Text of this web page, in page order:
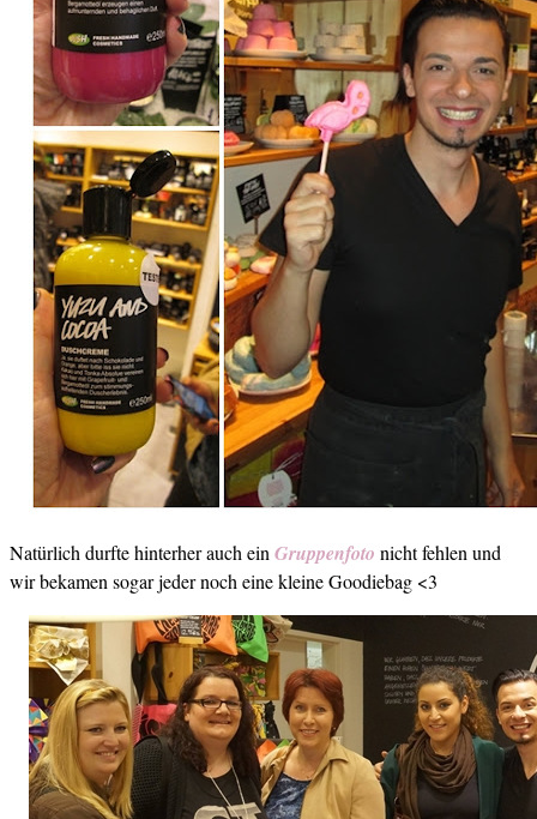
Natürlich durfte hinterher auch ein Gruppenfoto nicht fehlen und
wir bekamen sogar jeder noch eine kleine Goodiebag <3